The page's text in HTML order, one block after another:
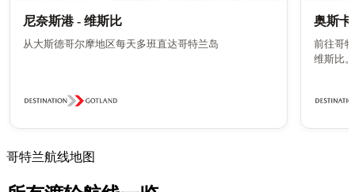
尼奈斯港 - 维斯比
从大斯德哥尔摩地区每天多班直达哥特兰岛
奥斯卡
前往哥
维斯比。
哥特兰航线地图